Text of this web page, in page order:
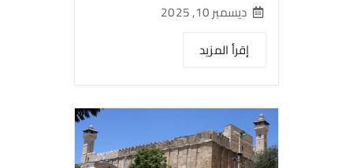
ديسمبر 10, 2025
إقرأ المزيد